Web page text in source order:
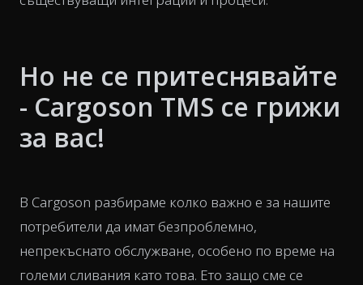
Но не се притеснявайте
- Cargoson TMS се грижи
за вас!
В Cargoson разбираме колко важно е за нашите
потребители да имат безпроблемно,
непрекъснато обслужване, особено по време на
големи сливания като това. Ето защо сме се